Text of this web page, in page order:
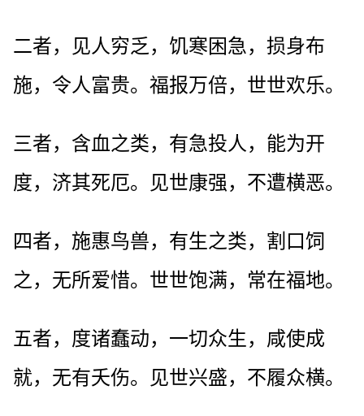
二者，见人穷乏，饥寒困急，损身布
施，令人富贵。福报万倍，世世欢乐。
三者，含血之类，有急投人，能为开
度，济其死厄。见世康强，不遭横恶。
四者，施惠鸟兽，有生之类，割口饲
之，无所爱惜。世世饱满，常在福地。
五者，度诸蠢动，一切众生，咸使成
就，无有夭伤。见世兴盛，不履众横。